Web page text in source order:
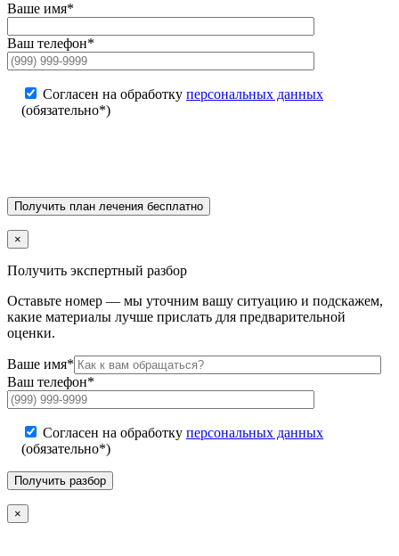
Ваше имя*
Ваш телефон*
Согласен на обработку персональных данных
(обязательно*)
×
Получить экспертный разбор
Оставьте номер — мы уточним вашу ситуацию и подскажем,
какие материалы лучше прислать для предварительной
оценки.
Ваше имя*
Ваш телефон*
Согласен на обработку персональных данных
(обязательно*)
×